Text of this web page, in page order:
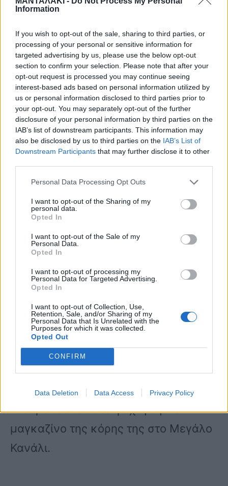
Information
If you wish to opt-out of the sale, sharing to third parties, or
processing of your personal or sensitive information for
targeted advertising by us, please use the below opt-out
section to confirm your selection. Please note that after your
opt-out request is processed you may continue seeing
interest-based ads based on personal information utilized by
us or personal information disclosed to third parties prior to
your opt-out. You may separately opt-out of the further
disclosure of your personal information by third parties on the
IAB’s list of downstream participants. This information may
also be disclosed by us to third parties on the IAB’s List of
Downstream Participants that may further disclose it to other
Personal Data Processing Opt Outs
I want to opt-out of the Sharing of my
personal data.
Opted In
I want to opt-out of the Sale of my
Personal Data.
Opted In
I want to opt-out of processing my
Personal Data for Targeted Advertising.
Opted In
I want to opt-out of Collection, Use,
Retention, Sale, and/or Sharing of my
Personal Data that Is Unrelated with the
Purposes for which it was collected.
Opted Out
CONFIRM
Data Deletion Data Access Privacy Policy
μπορούσα να κάνω κάτι ακόμα;».
δεν είμαι Θεός. Το θέμα του αδελφού
μου ήταν πάρα πολύ επώδυνο, ήταν
αλκοολικός. Ήταν ένας πολύ
ευαίσθητος άνθρωπος και αδύναμος
γιατί δεν κατάφερε να το νικήσει και
αυτό ήταν ένα ένοχο μυστικό της
οικογένειας. Μια ήττα μου είναι ότι
εγώ δεν τα κατάφερα. Αλλά δεν τα
κατάφερα γιατί δεν ήθελε ο ίδιος».
«Δηλαδή όταν πήγαμε σε έναν γιατρό
ειδικό και του είπε «γιατί είσαι εδώ;»,
του απάντησε πως «είμαι για την
Βίκυ». Έτσι δεν καταφέρνουμε
πράγματα στη ζωή, για τους άλλους.
Καταφέρνουμε μόνο αν το θέλουμε
εμείς μέσα μας. Και είναι ωραίο αν
μην έχουμε ένοχα μυστικά»
συμπλήρωσε, εν συνεχεία, η Βίκυ
Σταυροπούλου στο ψυχαγωγικό
μαγκαζίνο της κόρης της στο Μεγάλο
Κανάλι.